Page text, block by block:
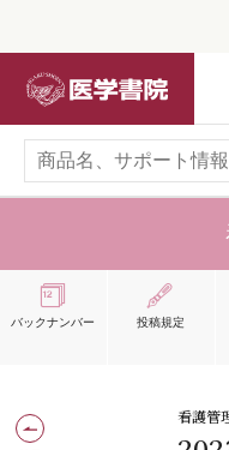
バックナンバー 投稿規定
看護管